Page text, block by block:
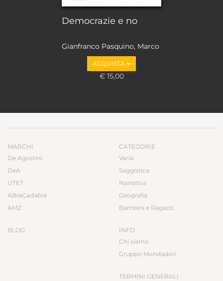
Democrazie e no
Gianfranco Pasquino, Marco
Valbruzzi
ACQUISTA
€ 15,00
MARCHI
De Agostini
DeA
UTET
ABraCadabra
AMZ
BLOG
CATEGORIE
Varia
Saggistica
Narrativa
Geografia
Bambini e Ragazzi
INFO
Chi siamo
Gruppo Mondadori
TERMINI GENERALI